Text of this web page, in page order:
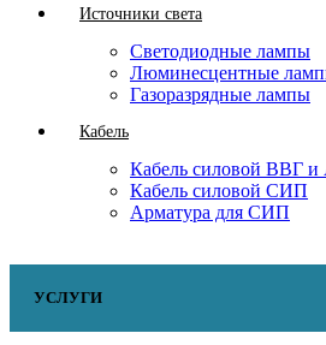
Источники света
Светодиодные лампы
Люминесцентные
Газоразрядные лампы
Кабель
Кабель силовой ВВГ
Кабель силовой СИП
Арматура для СИП
УСЛУГИ